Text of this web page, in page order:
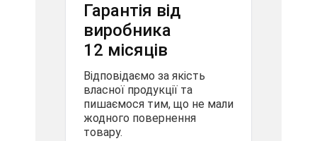
Гарантія від
виробника
12 місяців
Відповідаємо за якість
власної продукції та
пишаємося тим, що не мали
жодного повернення
товару.